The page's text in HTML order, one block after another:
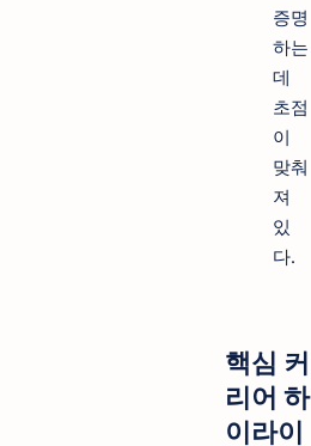
증명
하는
데
초점
이
맞춰
져
있
다.
핵심 커
리어 하
이라이